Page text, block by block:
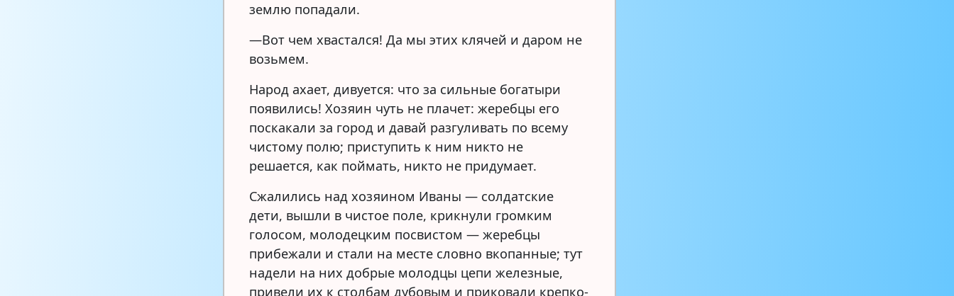
землю попадали.
—Вот чем хвастался! Да мы этих клячей и даром не
возьмем.
Народ ахает, дивуется: что за сильные богатыри
появились! Хозяин чуть не плачет: жеребцы его
поскакали за город и давай разгуливать по всему
чистому полю; приступить к ним никто не
решается, как поймать, никто не придумает.
Сжалились над хозяином Иваны — солдатские
дети, вышли в чистое поле, крикнули громким
голосом, молодецким посвистом — жеребцы
прибежали и стали на месте словно вкопанные; тут
надели на них добрые молодцы цепи железные,
привели их к столбам дубовым и приковали крепко-